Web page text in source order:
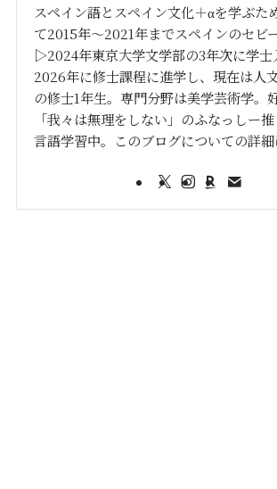
スペイン語とスペイン文化＋αを学ぶた
て2015年〜2021年までスペインのセビ
▷2024年東京大学文学部の3年次に学士
2026年に修士課程に進学し、現在は人
の修士1年生。専門分野は美学芸術学。
「我々は無理をしない」のふなっしー
言語学習中。このブログについての詳